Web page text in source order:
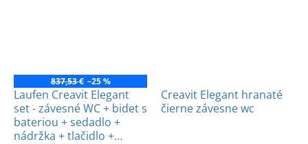
837,53 € –25 %
Laufen Creavit Elegant
set - závesné WC + bidet s
bateriou + sedadlo +
nádržka + tlačidlo +
Creavit Elegant hranaté
čierne závesne wc